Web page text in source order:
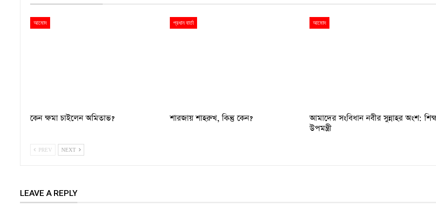
আমোদ
কেন ক্ষমা চাইলেন অমিতাভ?
প্রধান বার্তা
শারজায় শাহরুখ, কিন্তু কেন?
আমোদ
আমাদের সংবিধান নবীর সুন্নাহর অংশ:
উপমন্ত্রী
PREV NEXT
LEAVE A REPLY